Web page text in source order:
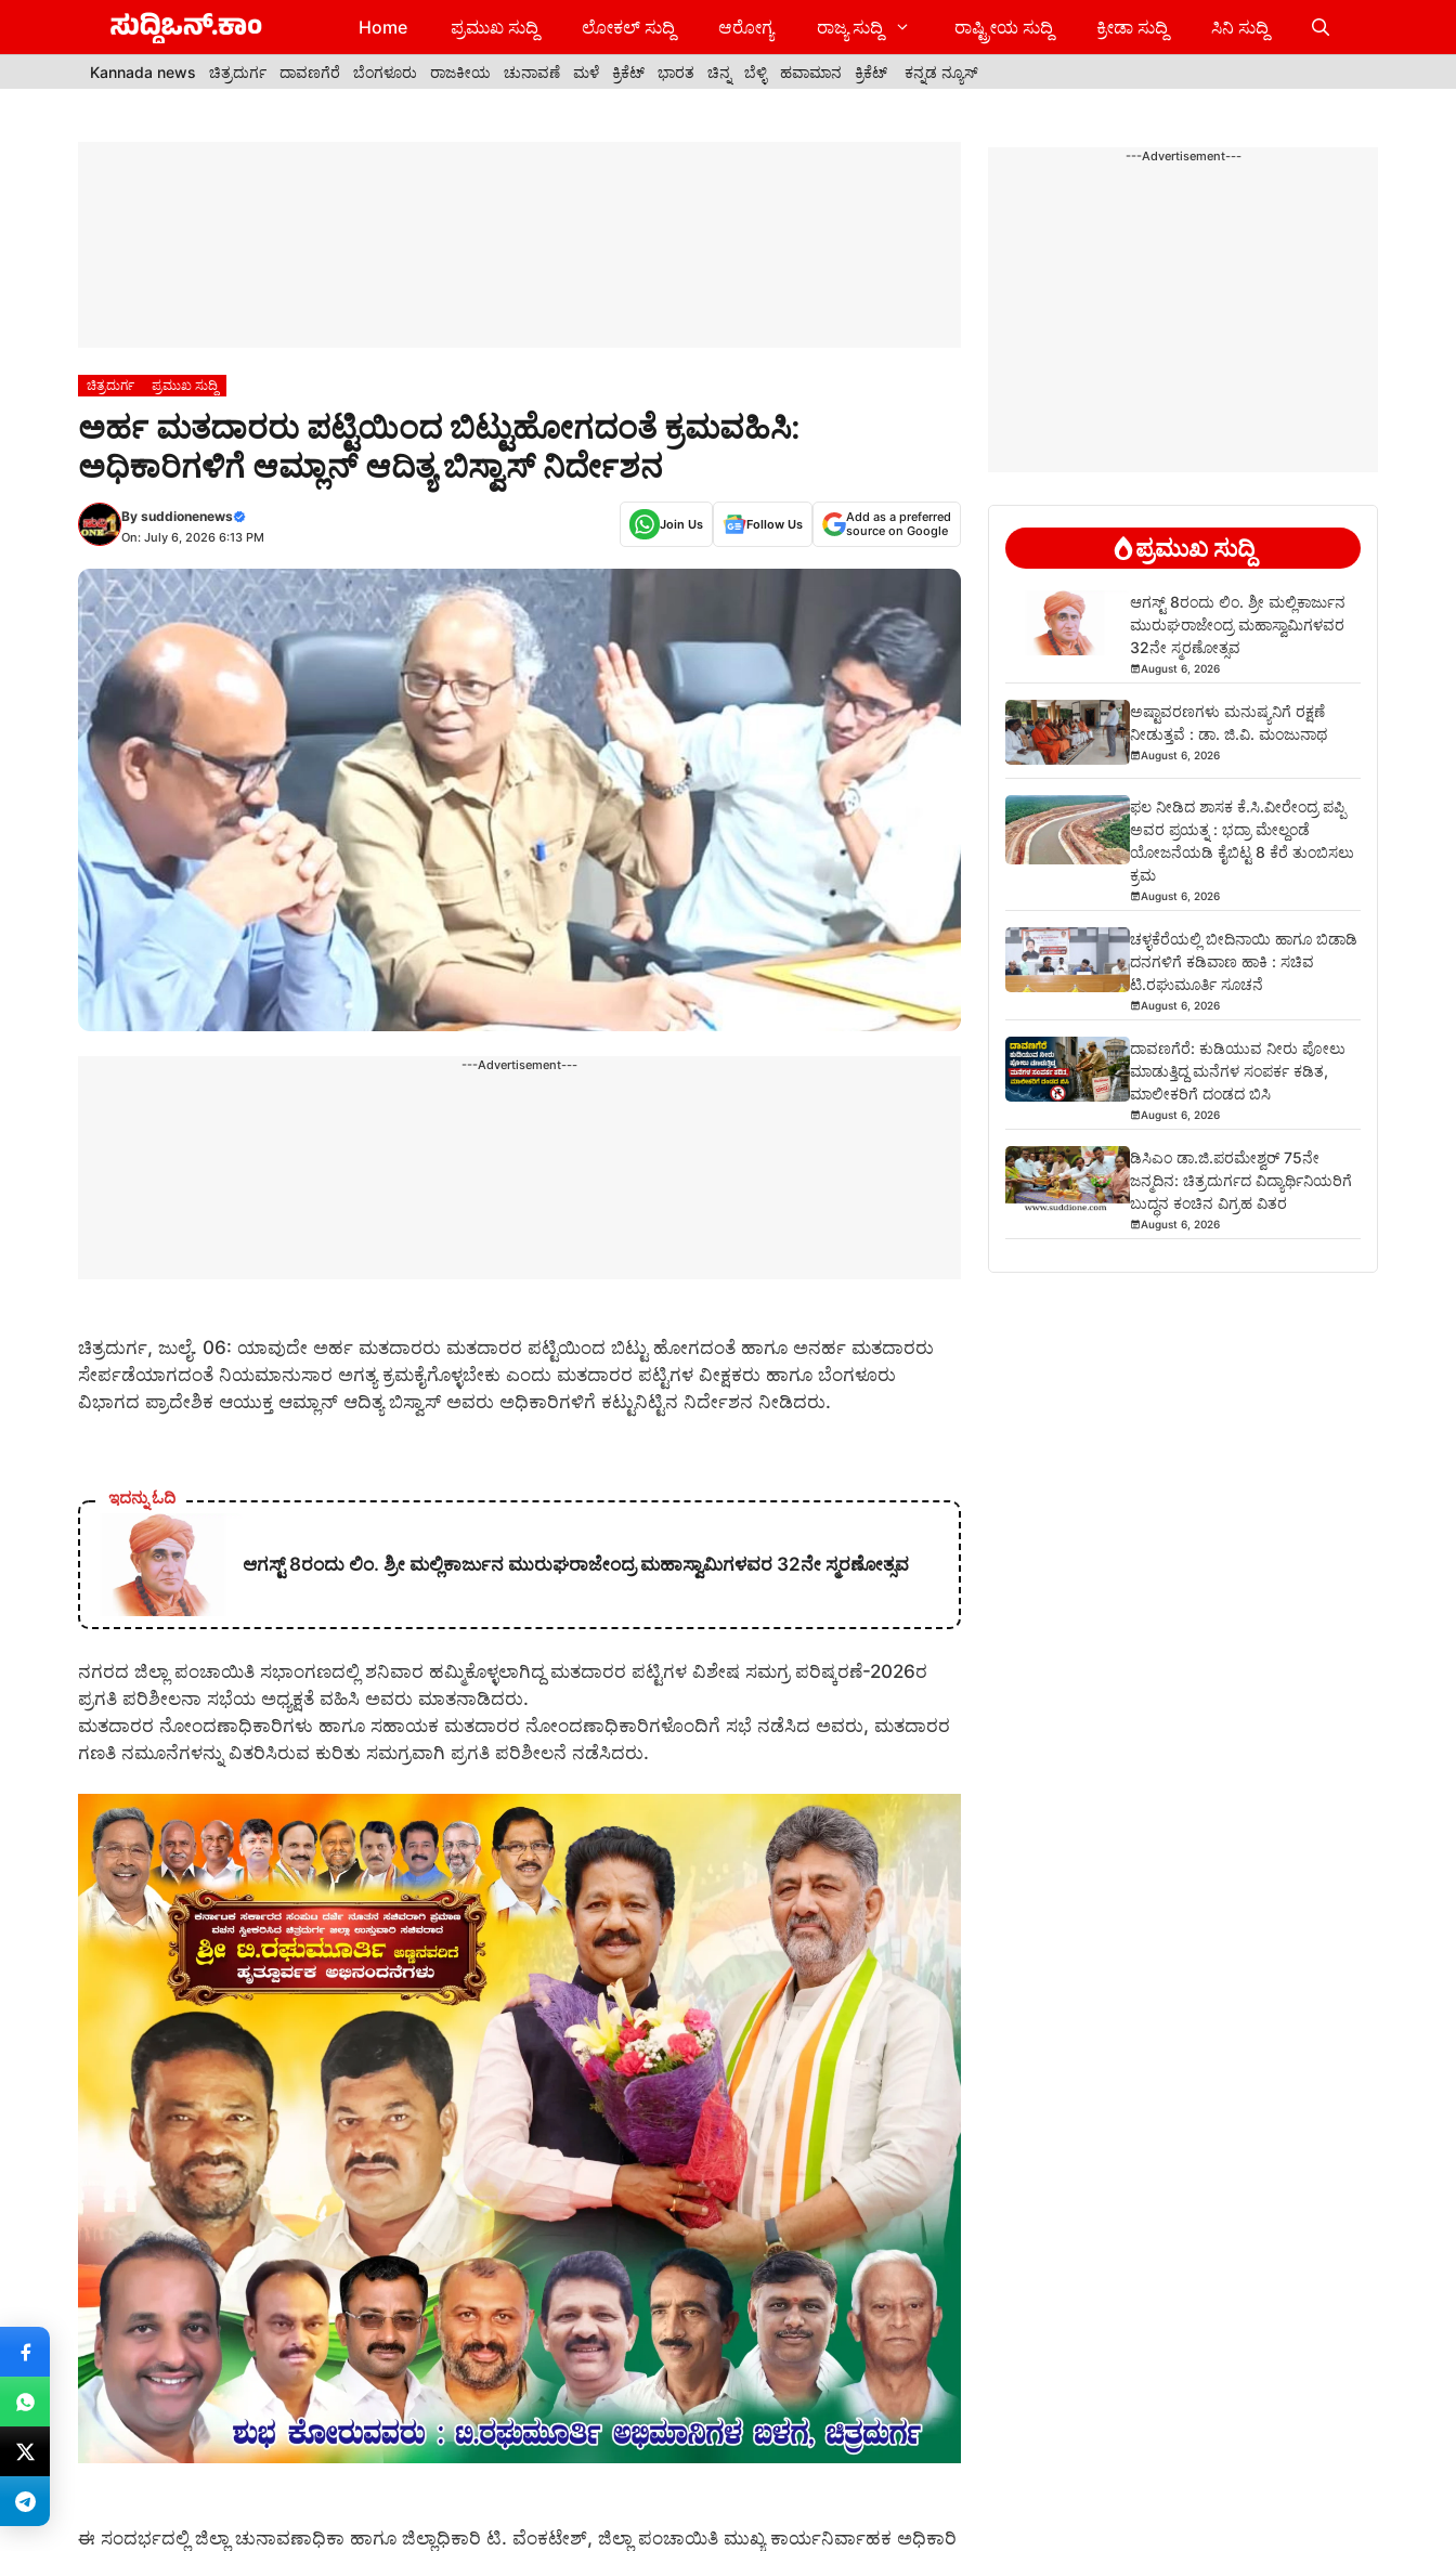
Home ಪ್ರಮುಖ ಸುದ್ದಿ ಲೋಕಲ್ ಸುದ್ದಿ ಆರೋಗ್ಯ ರಾಜ್ಯ ಸುದ್ದಿ ರಾಷ್ಟ್ರೀಯ ಸುದ್ದಿ ಕ್ರೀಡಾ ಸುದ್ದಿ ಸಿನಿ ಸುದ್ದಿ
Kannada news ಚಿತ್ರದುರ್ಗ ದಾವಣಗೆರೆ ಬೆಂಗಳೂರು ರಾಜಕೀಯ ಚುನಾವಣೆ ಮಳೆ ಕ್ರಿಕೆಟ್ ಭಾರತ ಚಿನ್ನ ಬೆಳ್ಳಿ ಹವಾಮಾನ ಕ್ರಿಕೆಟ್ ಕನ್ನಡ ನ್ಯೂಸ್
ಚಿತ್ರದುರ್ಗ ಪ್ರಮುಖ ಸುದ್ದಿ
ಅರ್ಹ ಮತದಾರರು ಪಟ್ಟಿಯಿಂದ ಬಿಟ್ಟುಹೋಗದಂತೆ ಕ್ರಮವಹಿಸಿ:
ಅಧಿಕಾರಿಗಳಿಗೆ ಆಮ್ಲಾನ್ ಆದಿತ್ಯ ಬಿಸ್ವಾಸ್ ನಿರ್ದೇಶನ
By suddionenews
On: July 6, 2026 6:13 PM
Join Us Follow Us
Add as a preferred
source on Google
---Advertisement---
ಚಿತ್ರದುರ್ಗ, ಜುಲೈ. 06: ಯಾವುದೇ ಅರ್ಹ ಮತದಾರರು ಮತದಾರರ ಪಟ್ಟಿಯಿಂದ ಬಿಟ್ಟು ಹೋಗದಂತೆ ಹಾಗೂ ಅನರ್ಹ ಮತದಾರರು
ಸೇರ್ಪಡೆಯಾಗದಂತೆ ನಿಯಮಾನುಸಾರ ಅಗತ್ಯ ಕ್ರಮಕೈಗೊಳ್ಳಬೇಕು ಎಂದು ಮತದಾರರ ಪಟ್ಟಿಗಳ ವೀಕ್ಷಕರು ಹಾಗೂ ಬೆಂಗಳೂರು
ವಿಭಾಗದ ಪ್ರಾದೇಶಿಕ ಆಯುಕ್ತ ಆಮ್ಲಾನ್ ಆದಿತ್ಯ ಬಿಸ್ವಾಸ್ ಅವರು ಅಧಿಕಾರಿಗಳಿಗೆ ಕಟ್ಟುನಿಟ್ಟಿನ ನಿರ್ದೇಶನ ನೀಡಿದರು.
ಇದನ್ನು ಓದಿ
ಆಗಸ್ಟ್ 8ರಂದು ಲಿಂ. ಶ್ರೀ ಮಲ್ಲಿಕಾರ್ಜುನ ಮುರುಘರಾಜೇಂದ್ರ ಮಹಾಸ್ವಾಮಿಗಳವರ 32ನೇ ಸ್ಮರಣೋತ್ಸವ
ನಗರದ ಜಿಲ್ಲಾ ಪಂಚಾಯಿತಿ ಸಭಾಂಗಣದಲ್ಲಿ ಶನಿವಾರ ಹಮ್ಮಿಕೊಳ್ಳಲಾಗಿದ್ದ ಮತದಾರರ ಪಟ್ಟಿಗಳ ವಿಶೇಷ ಸಮಗ್ರ ಪರಿಷ್ಕರಣೆ-2026ರ
ಪ್ರಗತಿ ಪರಿಶೀಲನಾ ಸಭೆಯ ಅಧ್ಯಕ್ಷತೆ ವಹಿಸಿ ಅವರು ಮಾತನಾಡಿದರು.
ಮತದಾರರ ನೋಂದಣಾಧಿಕಾರಿಗಳು ಹಾಗೂ ಸಹಾಯಕ ಮತದಾರರ ನೋಂದಣಾಧಿಕಾರಿಗಳೊಂದಿಗೆ ಸಭೆ ನಡೆಸಿದ ಅವರು, ಮತದಾರರ
ಗಣತಿ ನಮೂನೆಗಳನ್ನು ವಿತರಿಸಿರುವ ಕುರಿತು ಸಮಗ್ರವಾಗಿ ಪ್ರಗತಿ ಪರಿಶೀಲನೆ ನಡೆಸಿದರು.
ಈ ಸಂದರ್ಭದಲ್ಲಿ ಜಿಲ್ಲಾ ಚುನಾವಣಾಧಿಕಾ ಹಾಗೂ ಜಿಲ್ಲಾಧಿಕಾರಿ ಟಿ. ವೆಂಕಟೇಶ್, ಜಿಲ್ಲಾ ಪಂಚಾಯಿತಿ ಮುಖ್ಯ ಕಾರ್ಯನಿರ್ವಾಹಕ ಅಧಿಕಾರಿ
---Advertisement---
ಪ್ರಮುಖ ಸುದ್ದಿ
ಆಗಸ್ಟ್ 8ರಂದು ಲಿಂ. ಶ್ರೀ ಮಲ್ಲಿಕಾರ್ಜುನ
ಮುರುಘರಾಜೇಂದ್ರ ಮಹಾಸ್ವಾಮಿಗಳವರ
32ನೇ ಸ್ಮರಣೋತ್ಸವ
August 6, 2026
ಅಷ್ಟಾವರಣಗಳು ಮನುಷ್ಯನಿಗೆ ರಕ್ಷಣೆ
ನೀಡುತ್ತವೆ : ಡಾ. ಜಿ.ವಿ. ಮಂಜುನಾಥ
August 6, 2026
ಫಲ ನೀಡಿದ ಶಾಸಕ ಕೆ.ಸಿ.ವೀರೇಂದ್ರ ಪಪ್ಪಿ
ಅವರ ಪ್ರಯತ್ನ : ಭದ್ರಾ ಮೇಲ್ದಂಡೆ
ಯೋಜನೆಯಡಿ ಕೈಬಿಟ್ಟ 8 ಕೆರೆ ತುಂಬಿಸಲು
ಕ್ರಮ
August 6, 2026
ಚಳ್ಳಕೆರೆಯಲ್ಲಿ ಬೀದಿನಾಯಿ ಹಾಗೂ ಬಿಡಾಡಿ
ದನಗಳಿಗೆ ಕಡಿವಾಣ ಹಾಕಿ : ಸಚಿವ
ಟಿ.ರಘುಮೂರ್ತಿ ಸೂಚನೆ
August 6, 2026
ದಾವಣಗೆರೆ: ಕುಡಿಯುವ ನೀರು ಪೋಲು
ಮಾಡುತ್ತಿದ್ದ ಮನೆಗಳ ಸಂಪರ್ಕ ಕಡಿತ,
ಮಾಲೀಕರಿಗೆ ದಂಡದ ಬಿಸಿ
August 6, 2026
ಡಿಸಿಎಂ ಡಾ.ಜಿ.ಪರಮೇಶ್ವರ್ 75ನೇ
ಜನ್ಮದಿನ: ಚಿತ್ರದುರ್ಗದ ವಿದ್ಯಾರ್ಥಿನಿಯರಿಗೆ
ಬುದ್ಧನ ಕಂಚಿನ ವಿಗ್ರಹ ವಿತರ
August 6, 2026